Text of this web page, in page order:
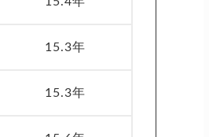
15.3年
15.3年